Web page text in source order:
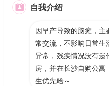
 自我介绍
因早产导致的脑瘫，
常交流，不影响日常
异常，残疾情况没有
房，并在长沙自购公
生优先哈～